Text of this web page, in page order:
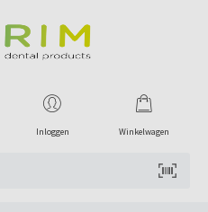
Winkelwagen
Inloggen